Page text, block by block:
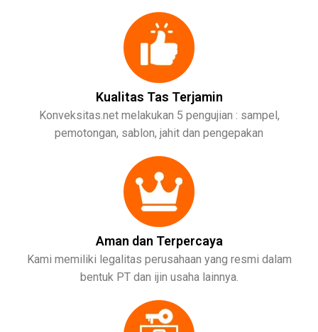
Kualitas Tas Terjamin
Konveksitas.net melakukan 5 pengujian : sampel,
pemotongan, sablon, jahit dan pengepakan
Aman dan Terpercaya
Kami memiliki legalitas perusahaan yang resmi dalam
bentuk PT dan ijin usaha lainnya.